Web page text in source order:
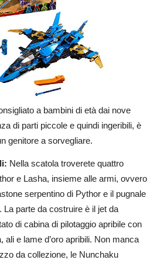
a bambini di età dai nove
di parti piccole e quindi ingeribili, è
genitore a sorvegliare.
Nella scatola troverete quattro
e Lasha, insieme alle armi, ovvero
serpentino di Pythor e il pugnale
parte da costruire è il jet da
di cabina di pilotaggio apribile con
ali e lame d’oro apribili. Non manca
da collezione, le Nunchaku